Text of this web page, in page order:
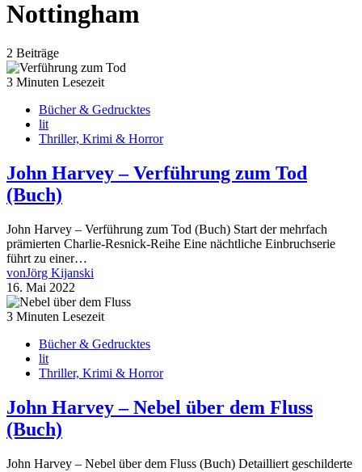
Nottingham
2 Beiträge
3 Minuten Lesezeit
Bücher & Gedrucktes
lit
Thriller, Krimi & Horror
John Harvey – Verführung zum Tod
(Buch)
John Harvey – Verführung zum Tod (Buch) Start der mehrfach
prämierten Charlie-Resnick-Reihe Eine nächtliche Einbruchserie
führt zu einer…
vonJörg Kijanski
16. Mai 2022
3 Minuten Lesezeit
Bücher & Gedrucktes
lit
Thriller, Krimi & Horror
John Harvey – Nebel über dem Fluss
(Buch)
John Harvey – Nebel über dem Fluss (Buch) Detailliert geschilderte